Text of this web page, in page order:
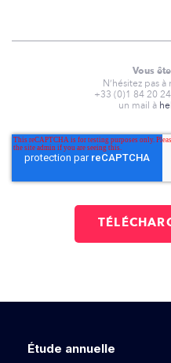
Vous
N’hésitez pas
+33 (0)1 84 20
un mail à
Étude annuelle